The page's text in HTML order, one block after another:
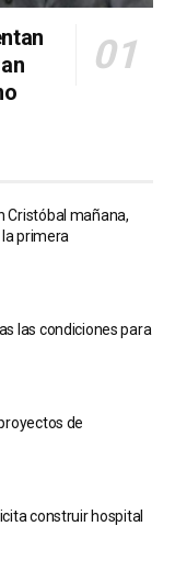
Cristóbal mañana,
primera
las condiciones para
de
construir hospital